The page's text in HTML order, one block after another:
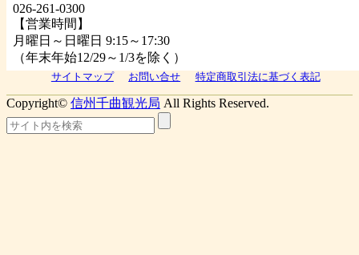
026-261-0300
【営業時間】
月曜日～日曜日 9:15～17:30
（年末年始12/29～1/3を除く）
サイトマップ お問い合せ 特定商取引法に基づく表記
Copyright© 信州千曲観光局 All Rights Reserved.